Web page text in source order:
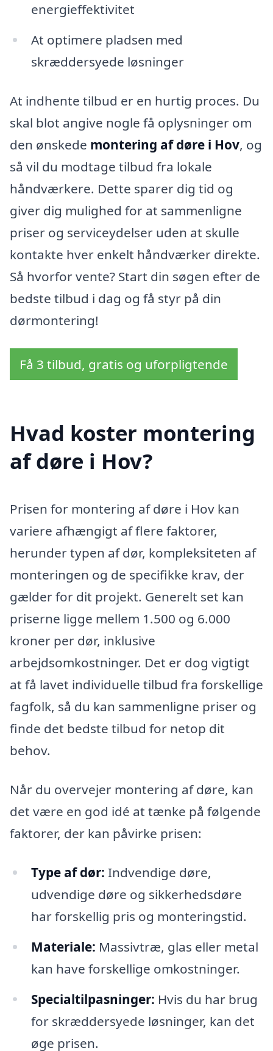
energieffektivitet
At optimere pladsen med
skræddersyede løsninger
At indhente tilbud er en hurtig proces. Du
skal blot angive nogle få oplysninger om
den ønskede montering af døre i Hov, og
så vil du modtage tilbud fra lokale
håndværkere. Dette sparer dig tid og
giver dig mulighed for at sammenligne
priser og serviceydelser uden at skulle
kontakte hver enkelt håndværker direkte.
Så hvorfor vente? Start din søgen efter de
bedste tilbud i dag og få styr på din
dørmontering!
Få 3 tilbud, gratis og uforpligtende
Hvad koster montering
af døre i Hov?
Prisen for montering af døre i Hov kan
variere afhængigt af flere faktorer,
herunder typen af dør, kompleksiteten af
monteringen og de specifikke krav, der
gælder for dit projekt. Generelt set kan
priserne ligge mellem 1.500 og 6.000
kroner per dør, inklusive
arbejdsomkostninger. Det er dog vigtigt
at få lavet individuelle tilbud fra forskellige
fagfolk, så du kan sammenligne priser og
finde det bedste tilbud for netop dit
behov.
Når du overvejer montering af døre, kan
det være en god idé at tænke på følgende
faktorer, der kan påvirke prisen:
Type af dør: Indvendige døre,
udvendige døre og sikkerhedsdøre
har forskellig pris og monteringstid.
Materiale: Massivtræ, glas eller metal
kan have forskellige omkostninger.
Specialtilpasninger: Hvis du har brug
for skræddersyede løsninger, kan det
øge prisen.